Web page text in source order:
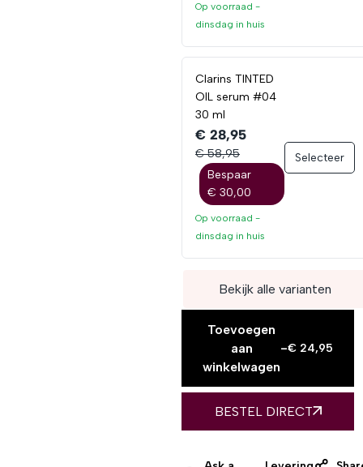
Op voorraad -
dinsdag in huis
Clarins TINTED
OIL serum #04
30 ml
€ 28,95
€ 58,95
Bespaar
€ 30,00
Op voorraad -
dinsdag in huis
Selecteer
Bekijk alle varianten
Toevoegen
aan
winkelwagen
-€ 24,95
BESTEL DIRECT